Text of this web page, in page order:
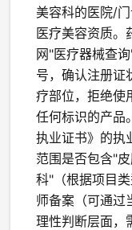
美容科的医院/
医疗美容资质。
网"医疗器械查
号，确认注册证
疗部位，拒绝使
任何标识的产品
执业证书》的执
范围是否包含"
科"（根据项目
师备案（可通过
理性判断层面，